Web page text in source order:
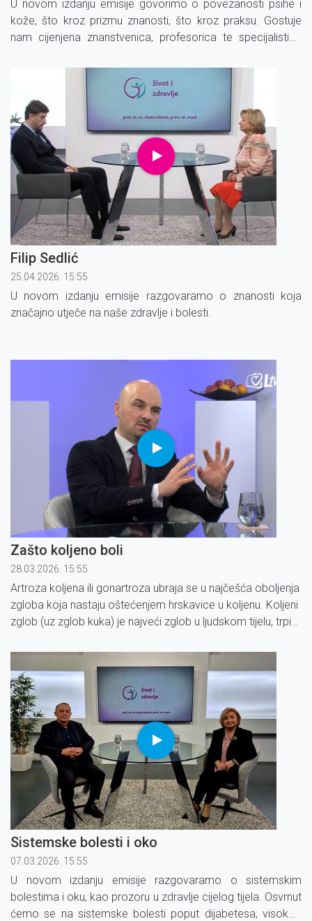
U novom izdanju emisije govorimo o povezanosti psihe i
kože, što kroz prizmu znanosti, što kroz praksu. Gostuje
nam cijenjena znanstvenica, profesorica te specijalistica
Liborija Lugović Mihić, dr. med.
Filip Sedlić
25.04.2026. 15:55
U novom izdanju emisije razgovaramo o znanosti koja
značajno utječe na naše zdravlje i bolesti.
Zašto koljeno boli
28.03.2026. 15:55
Artroza koljena ili gonartroza ubraja se u najčešća oboljenja
zgloba koja nastaju oštećenjem hrskavice u koljenu. Koljeni
zglob (uz zglob kuka) je najveći zglob u ljudskom tijelu, trpi
artrotskim promjenama.
Sistemske bolesti i oko
07.03.2026. 15:55
U novom izdanju emisije razgovaramo o sistemskim
bolestima i oku, kao prozoru u zdravlje cijelog tijela. Osvrnut
ćemo se na sistemske bolesti poput dijabetesa, visokog